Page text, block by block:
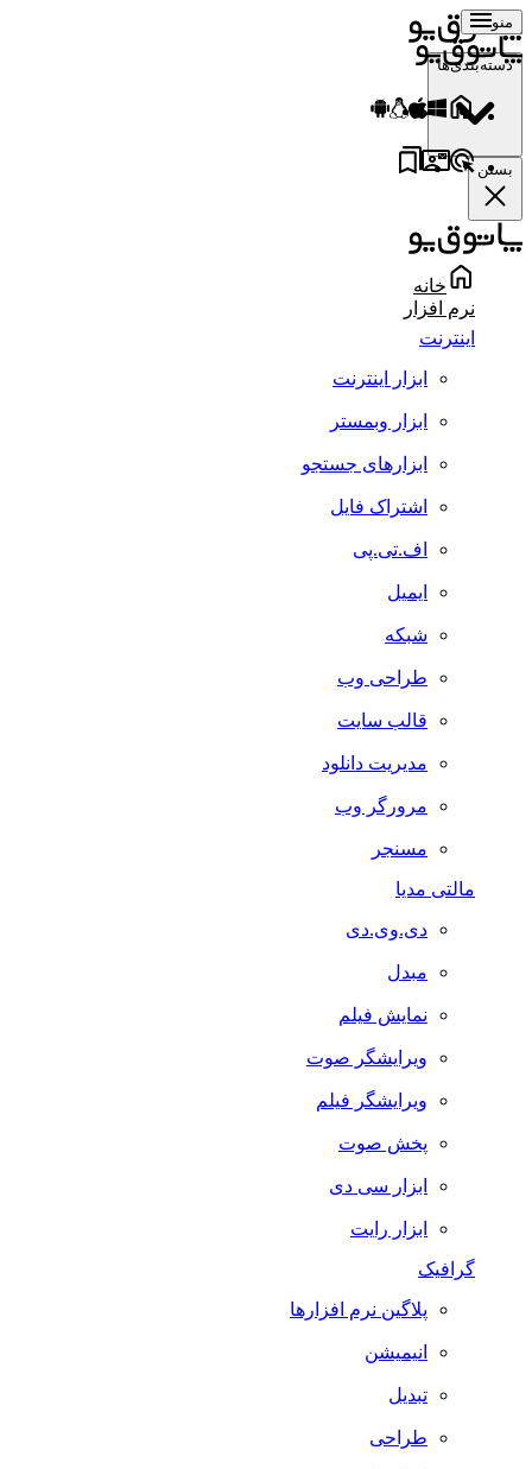
منو
دسته‌بندی‌ها
بستن
خانه
نرم افزار
اینترنت
ابزار اینترنت
ابزار وبمستر
ابزارهای جستجو
اشتراک فایل
اف.تی.پی
ایمیل
شبکه
طراحی وب
قالب سایت
مدیریت دانلود
مرورگر وب
مسنجر
مالتی مدیا
دی.وی.دی
مبدل
نمایش فیلم
ویرایشگر صوت
ویرایشگر فیلم
پخش صوت
ابزار سی دی
ابزار رایت
گرافیک
پلاگین نرم افزارها
انیمیشن
تبدیل
طراحی